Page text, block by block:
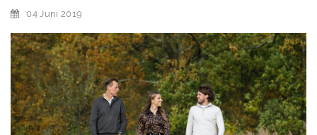
04 Juni 2019